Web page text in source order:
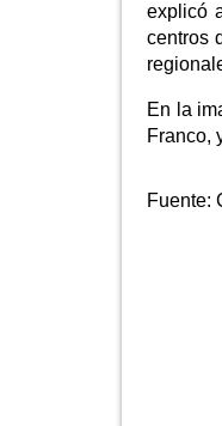
explicó
centros
En la
Franco,
Fuente: